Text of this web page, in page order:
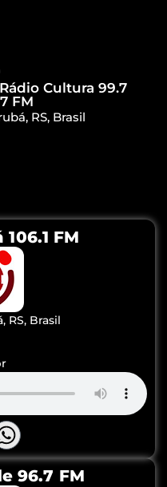
Cultura 99.7
FM
RS, Brasil
FM
RS, Brasil
96.7 FM